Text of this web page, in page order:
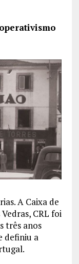
A Caixa de
CRL foi
três anos
definiu a